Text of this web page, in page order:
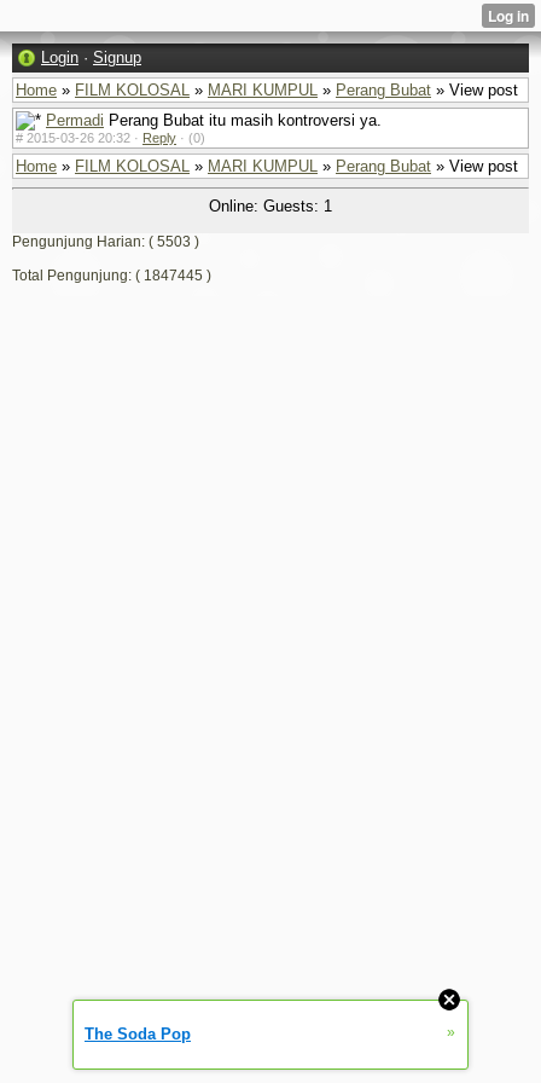
Login · Signup
Home » FILM KOLOSAL » MARI KUMPUL » Perang Bubat » View post
Permadi Perang Bubat itu masih kontroversi ya.
# 2015-03-26 20:32 · Reply · (0)
Home » FILM KOLOSAL » MARI KUMPUL » Perang Bubat » View post
Online: Guests: 1
Pengunjung Harian: ( 5503 )
Total Pengunjung: ( 1847445 )
The Soda Pop »